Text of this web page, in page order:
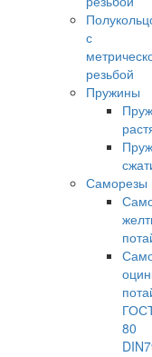
с
резьбой
Пружины
Саморезы
80